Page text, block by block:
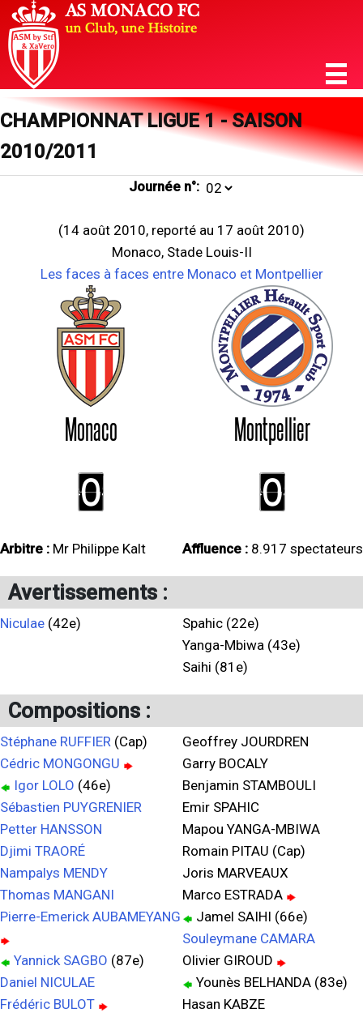
CHAMPIONNAT LIGUE 1 - SAISON
2010/2011
Journée n°:
(14 août 2010, reporté au 17 août 2010)
Monaco, Stade Louis-II
Les faces à faces entre Monaco et Montpellier
Monaco Montpellier
0 0
Arbitre : Mr Philippe Kalt Affluence : 8.917 spectateurs
Avertissements :
Niculae (42e)
Spahic (22e)
Yanga-Mbiwa (43e)
Saihi (81e)
Compositions :
Stéphane RUFFIER (Cap)
Cédric MONGONGU
Igor LOLO (46e)
Sébastien PUYGRENIER
Petter HANSSON
Djimi TRAORÉ
Nampalys MENDY
Thomas MANGANI
Pierre-Emerick AUBAMEYANG
Yannick SAGBO (87e)
Daniel NICULAE
Frédéric BULOT
Geoffrey JOURDREN
Garry BOCALY
Benjamin STAMBOULI
Emir SPAHIC
Mapou YANGA-MBIWA
Romain PITAU (Cap)
Joris MARVEAUX
Marco ESTRADA
Jamel SAIHI (66e)
Souleymane CAMARA
Olivier GIROUD
Younès BELHANDA (83e)
Hasan KABZE